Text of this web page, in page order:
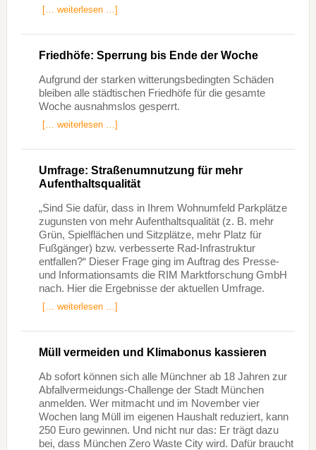
[… weiterlesen …]
Friedhöfe: Sperrung bis Ende der Woche
Aufgrund der starken witterungsbedingten Schäden
bleiben alle städtischen Friedhöfe für die gesamte
Woche ausnahmslos gesperrt.
[… weiterlesen …]
Umfrage: Straßenumnutzung für mehr
Aufenthaltsqualität
„Sind Sie dafür, dass in Ihrem Wohnumfeld Parkplätze
zugunsten von mehr Aufenthaltsqualität (z. B. mehr
Grün, Spielflächen und Sitzplätze, mehr Platz für
Fußgänger) bzw. verbesserte Rad-Infrastruktur
entfallen?“ Dieser Frage ging im Auftrag des Presse-
und Informationsamts die RIM Marktforschung GmbH
nach. Hier die Ergebnisse der aktuellen Umfrage.
[… weiterlesen …]
Müll vermeiden und Klimabonus kassieren
Ab sofort können sich alle Münchner ab 18 Jahren zur
Abfallvermeidungs-Challenge der Stadt München
anmelden. Wer mitmacht und im November vier
Wochen lang Müll im eigenen Haushalt reduziert, kann
250 Euro gewinnen. Und nicht nur das: Er trägt dazu
bei, dass München Zero Waste City wird. Dafür braucht